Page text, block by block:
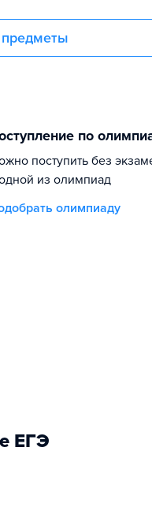
предметы
по
поступить без
из олимпиад
олимпиаду
ЕГЭ